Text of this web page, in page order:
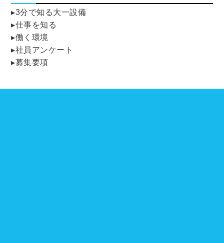
▸3分で知る大一設備
▸仕事を知る
▸働く環境
▸社員アンケート
▸募集要項